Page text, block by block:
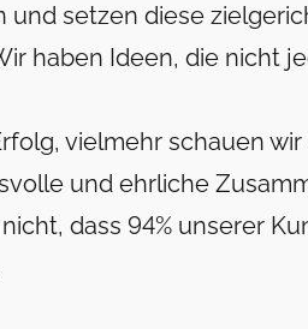
setzen diese
haben Ideen, die nicht
vielmehr schauen
und ehrliche
dass 94% unserer